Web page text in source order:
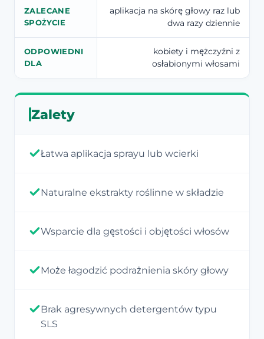
ZALECANE
SPOŻYCIE
aplikacja na skórę głowy raz lub
dwa razy dziennie
ODPOWIEDNI
DLA
kobiety i mężczyźni z
osłabionymi włosami
Zalety
Łatwa aplikacja sprayu lub wcierki
Naturalne ekstrakty roślinne w składzie
Wsparcie dla gęstości i objętości włosów
Może łagodzić podrażnienia skóry głowy
Brak agresywnych detergentów typu
SLS